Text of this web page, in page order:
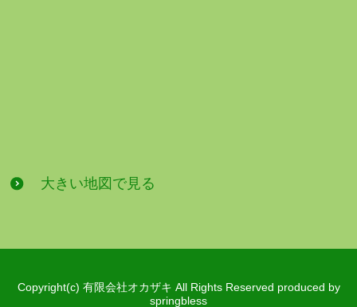
大きい地図で見る
Copyright(c) 有限会社オカザキ All Rights Reserved produced by
springbless